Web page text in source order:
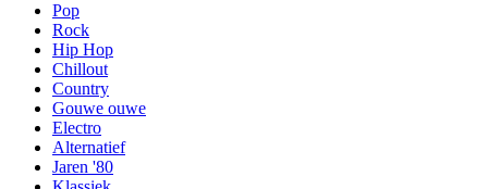
Pop
Rock
Hip Hop
Chillout
Country
Gouwe ouwe
Electro
Alternatief
Jaren '80